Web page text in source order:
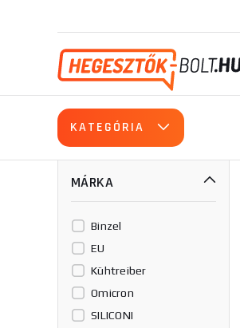
KATEGÓRIA
MÁRKA
Binzel
EU
Kühtreiber
Omicron
SILICONI